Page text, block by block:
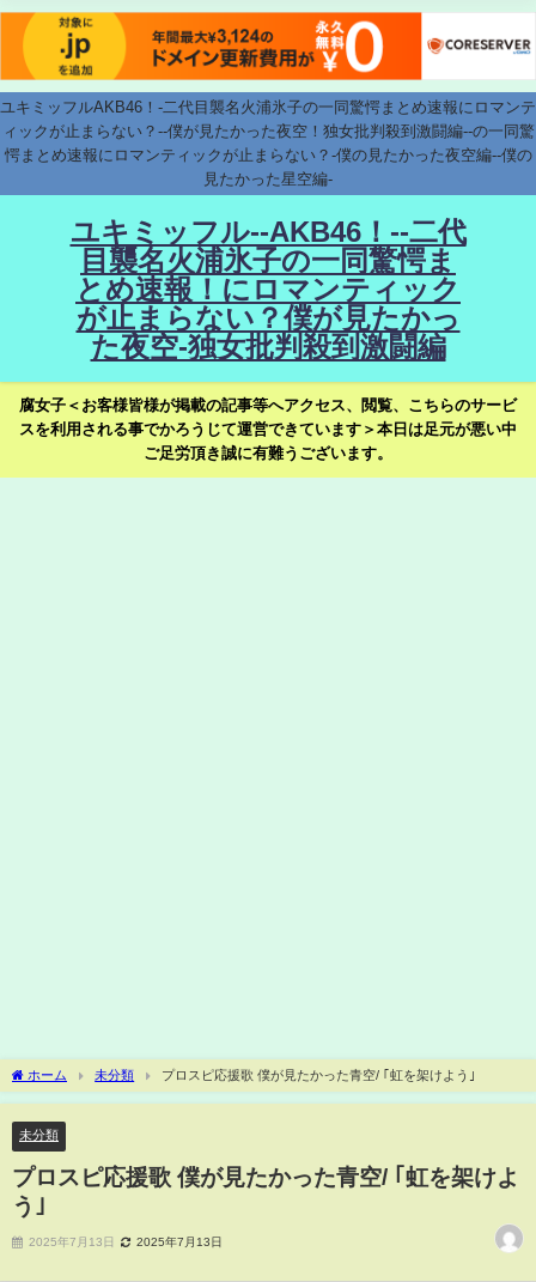
ユキミッフルAKB46！-二代目襲名火浦氷子の一同驚愕まとめ速報にロマンテ
ィックが止まらない？--僕が見たかった夜空！独女批判殺到激闘編--の一同驚
愕まとめ速報にロマンティックが止まらない？-僕の見たかった夜空編--僕の
見たかった星空編-
ユキミッフル--AKB46！--二代
目襲名火浦氷子の一同驚愕ま
とめ速報！にロマンティック
が止まらない？僕が見たかっ
た夜空-独女批判殺到激闘編
腐女子＜お客様皆様が掲載の記事等へアクセス、閲覧、こちらのサービ
スを利用される事でかろうじて運営できています＞本日は足元が悪い中
ご足労頂き誠に有難うございます。
ホーム 未分類 プロスピ応援歌 僕が見たかった青空/ ｢虹を架けよう｣
未分類
プロスピ応援歌 僕が見たかった青空/ ｢虹を架けよ
う｣
2025年7月13日 2025年7月13日